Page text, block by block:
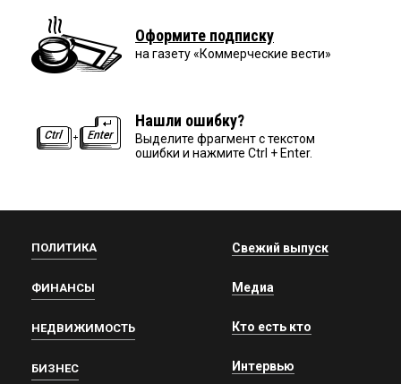
Оформите подписку
на газету «Коммерческие вести»
Нашли ошибку?
Выделите фрагмент с текстом
ошибки и нажмите Ctrl + Enter.
ПОЛИТИКА
ФИНАНСЫ
НЕДВИЖИМОСТЬ
БИЗНЕС
Свежий выпуск
Медиа
Кто есть кто
Интервью